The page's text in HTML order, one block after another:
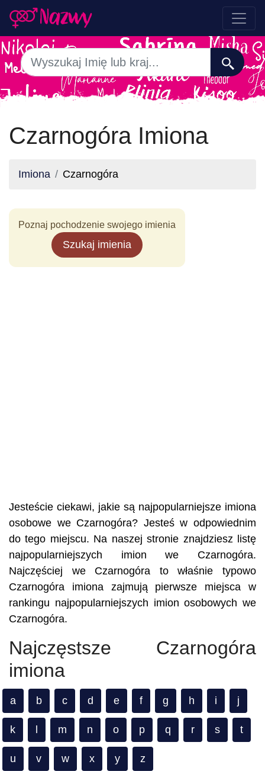
Czarnogóra Imiona
Imiona Czarnogóra
Poznaj pochodzenie swojego imienia
Szukaj imienia
Jesteście ciekawi, jakie są najpopularniejsze imiona
osobowe we Czarnogóra? Jesteś w odpowiednim
do tego miejscu. Na naszej stronie znajdziesz listę
najpopularniejszych imion we Czarnogóra.
Najczęściej we Czarnogóra to właśnie typowo
Czarnogóra imiona zajmują pierwsze miejsca w
rankingu najpopularniejszych imion osobowych we
Czarnogóra.
Najczęstsze Czarnogóra
imiona
a b c d e f g h i j
k m n o p q r s t
u v w x y z